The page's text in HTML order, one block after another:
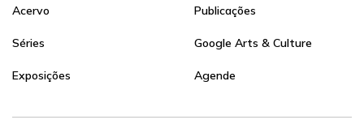
Acervo
Séries
Exposições
Publicações
Google Arts & Culture
Agende